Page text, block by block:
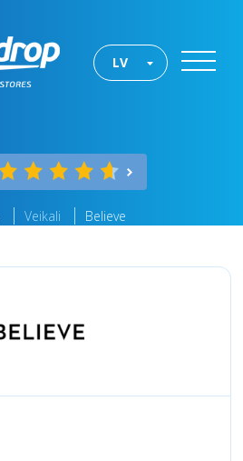
LV
Veikali Believe